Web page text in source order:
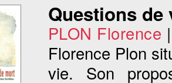
Questions de
PLON Florence
Florence Plon
vie. Son